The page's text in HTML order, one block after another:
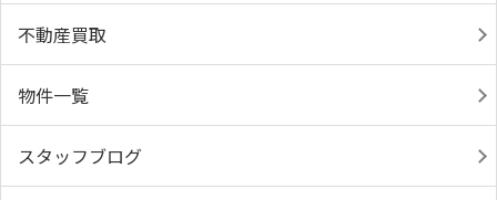
不動産買取
物件一覧
スタッフブログ